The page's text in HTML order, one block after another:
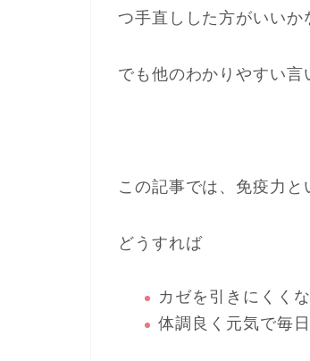
つ手直しした方がいいか
でも他のわかりやすい言
この記事では、免疫力と
どうすれば
カゼを引きにくく
体調良く元気で毎